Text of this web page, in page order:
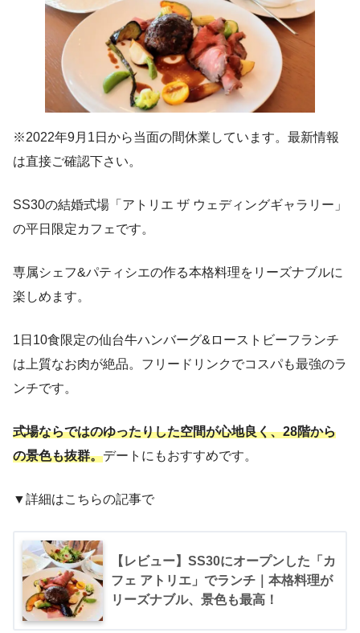
※2022年9月1日から当面の間休業しています。最新情報
は直接ご確認下さい。
SS30の結婚式場「アトリエ ザ ウェディングギャラリー」
の平日限定カフェです。
専属シェフ&パティシエの作る本格料理をリーズナブルに
楽しめます。
1日10食限定の仙台牛ハンバーグ&ローストビーフランチ
は上質なお肉が絶品。フリードリンクでコスパも最強のラ
ンチです。
式場ならではのゆったりした空間が心地良く、28階から
の景色も抜群。デートにもおすすめです。
▼詳細はこちらの記事で
【レビュー】SS30にオープンした「カ
フェ アトリエ」でランチ｜本格料理が
リーズナブル、景色も最高！